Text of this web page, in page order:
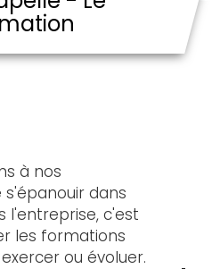
à nos
dans
l'entreprise, c'est
les formations
ou évoluer.